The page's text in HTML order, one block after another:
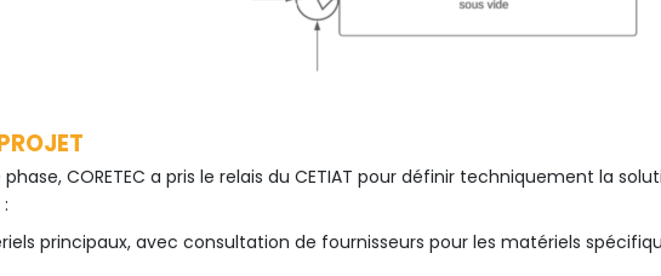
CORETEC a pris le relais du CETIAT pour définir techniquement la
principaux, avec consultation de fournisseurs pour les matériels